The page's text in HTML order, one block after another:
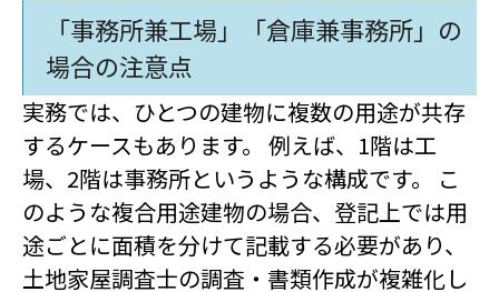
「事務所兼工場」「倉庫兼事務所」の
場合の注意点
実務では、ひとつの建物に複数の用途が共存
するケースもあります。 例えば、1階は工
場、2階は事務所というような構成です。 こ
のような複合用途建物の場合、登記上では用
途ごとに面積を分けて記載する必要があり、
土地家屋調査士の調査・書類作成が複雑化し